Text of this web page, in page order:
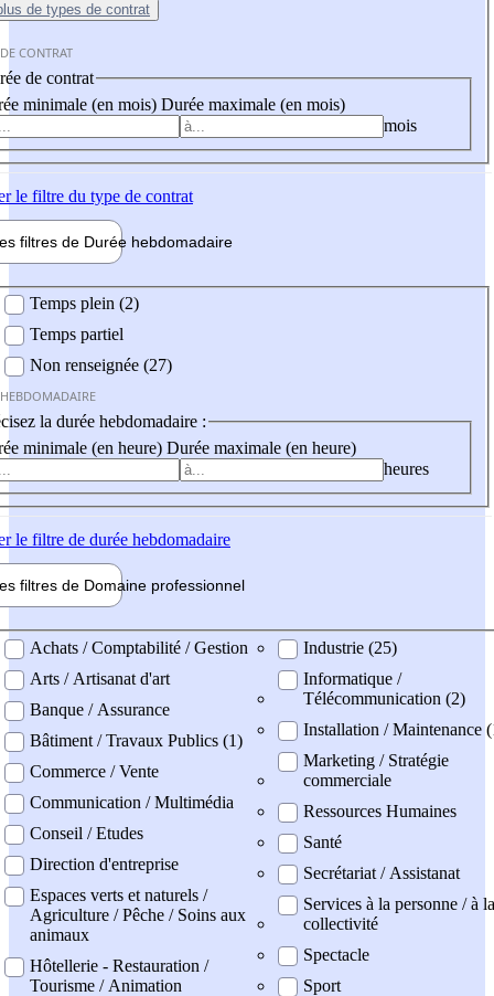
de types de contrat
CONTRAT
de contrat
minimale (en mois) Durée maximale (en mois)
mois
le filtre du type de contrat
filtres de Durée hebdomadaire
Temps plein (2)
Temps partiel
Non renseignée (27)
la durée hebdomadaire :
minimale (en heure) Durée maximale (en heure)
heures
le filtre de durée hebdomadaire
filtres de Domaine professionnel
professionel
Achats / Comptabilité / Gestion
Arts / Artisanat d'art
Banque / Assurance
Bâtiment / Travaux Publics (1)
Commerce / Vente
Communication / Multimédia
Conseil / Etudes
Direction d'entreprise
Espaces verts et naturels /
Agriculture / Pêche / Soins aux
animaux
Hôtellerie - Restauration /
Tourisme / Animation
Industrie (25)
Informatique /
Télécommunication (2)
Installation / Maintenance
Marketing / Stratégie
commerciale
Ressources Humaines
Santé
Secrétariat / Assistanat
Services à la personne / à la
collectivité
Spectacle
Sport